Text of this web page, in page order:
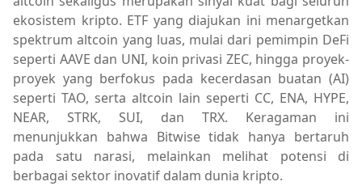
ekosistem kripto. ETF yang diajukan ini menargetkan
spektrum altcoin yang luas, mulai dari pemimpin DeFi
seperti AAVE dan UNI, koin privasi ZEC, hingga proyek-
proyek yang berfokus pada kecerdasan buatan (AI)
seperti TAO, serta altcoin lain seperti CC, ENA, HYPE,
NEAR, STRK, SUI, dan TRX. Keragaman ini
menunjukkan bahwa Bitwise tidak hanya bertaruh
pada satu narasi, melainkan melihat potensi di
berbagai sektor inovatif dalam dunia kripto.